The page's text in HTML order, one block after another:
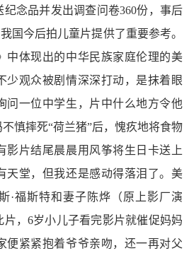
念品并发出调查问卷360份，事后
国今后拍儿童片提供了重要参考。
中体现出的中华民族家庭伦理的美
少观众被剧情深深打动，是抹着眼
问一位中学生，片中什么地方令他
慎摔死“荷兰猪”后，愧疚地将食物
影片结尾晨晨用风筝将生日卡送上
天堂，但我还是感动得落泪了。美
·福斯特和妻子陈烨（原上影厂演
片，6岁小儿子看完影片就催促妈妈
便紧紧抱着爷爷亲吻，还一再对父